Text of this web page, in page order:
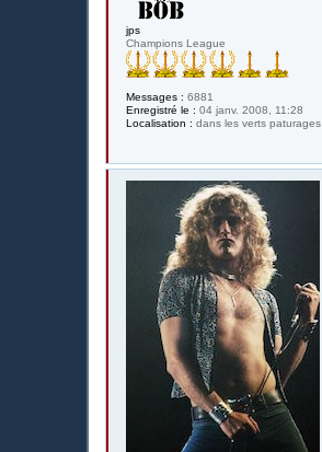
jps
Champions League
Messages : 6881
Enregistré le : 04 janv. 2008, 11:28
Localisation : dans les verts paturages